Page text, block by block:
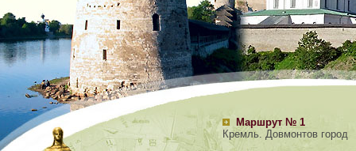
Маршрут № 1
Кремль. Довмонтов город